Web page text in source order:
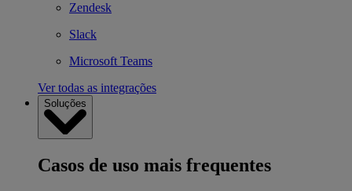
Zendesk
Slack
Microsoft Teams
Ver todas as integrações
Soluções
Casos de uso mais frequentes